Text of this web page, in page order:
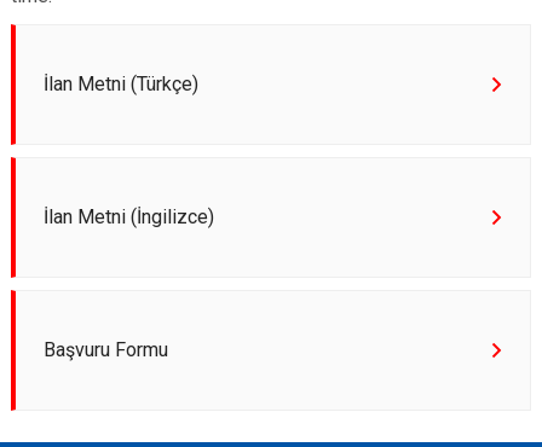
İlan Metni (Türkçe)
İlan Metni (İngilizce)
Başvuru Formu